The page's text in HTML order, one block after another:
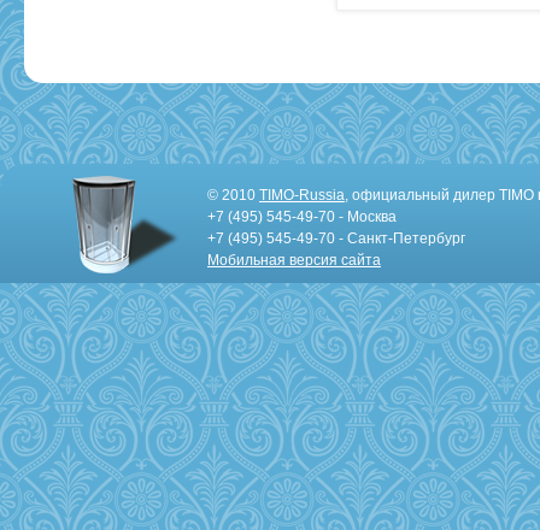
© 2010 TIMO-Russia, официальный дилер TIMO
+7 (495) 545-49-70 - Москва
+7 (495) 545-49-70 - Санкт-Петербург
Мобильная версия сайта